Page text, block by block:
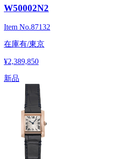
W50002N2
Item No.87132
在庫有/東京
¥2,389,850
新品